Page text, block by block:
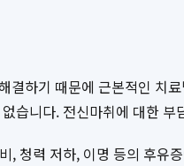
하기 때문에 근본적인
습니다. 전신마취에 대한
청력 저하, 이명 등의 후